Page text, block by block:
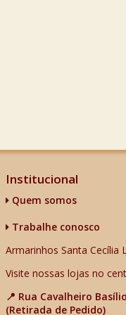
Institucional
Quem somos
Trabalhe conosco
Armarinhos Santa Cecília
Visite nossas lojas no
📍 Rua Cavalheiro
(Retirada de Pedido)